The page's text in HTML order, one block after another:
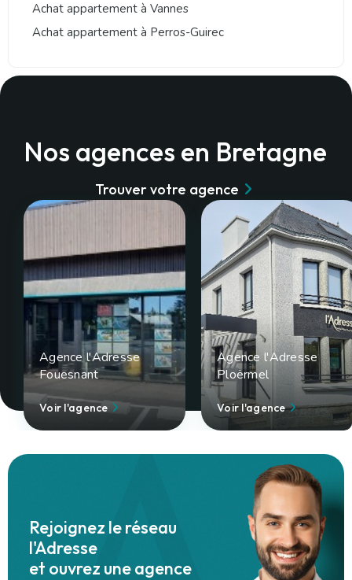
Achat appartement à Vannes
Achat appartement à Perros-Guirec
Nos agences en Bretagne
Trouver votre agence
Agence l'Adresse
Fouesnant
Voir l'agence
Agence l'Adresse
Ploërmel
Voir l'agence
Rejoignez le réseau
l'Adresse
et ouvrez une agence